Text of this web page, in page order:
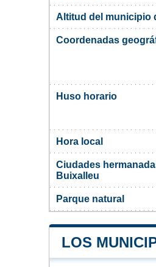
Altitud del municipio
Coordenadas
Huso horario
Hora local
Ciudades
Buixalleu
Parque natural
LOS